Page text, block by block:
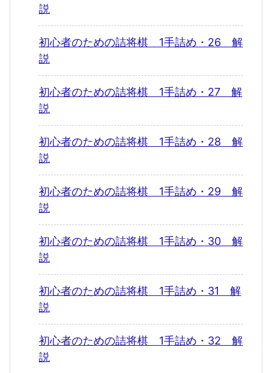
説
初心者のための詰将棋 1手詰め・26 解
説
初心者のための詰将棋 1手詰め・27 解
説
初心者のための詰将棋 1手詰め・28 解
説
初心者のための詰将棋 1手詰め・29 解
説
初心者のための詰将棋 1手詰め・30 解
説
初心者のための詰将棋 1手詰め・31 解
説
初心者のための詰将棋 1手詰め・32 解
説